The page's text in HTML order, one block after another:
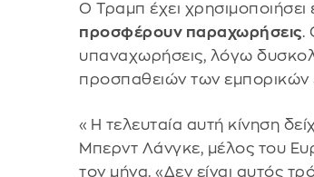
Ο Τραμπ έχει χρησιμοποιήσει
προσφέρουν παραχωρήσεις.
υπαναχωρήσεις, λόγω
προσπαθειών των εμπορικών
«Η τελευταία αυτή κίνηση
Μπερντ Λάνγκε, μέλος του
τον μήνα. «Δεν είναι αυτός